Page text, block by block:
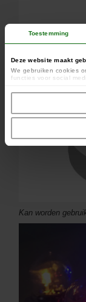
Toestemming
Deze website maakt
We gebruiken cookies
functies voor social
social media,
combineren met
verzameld op basis
Kan worden